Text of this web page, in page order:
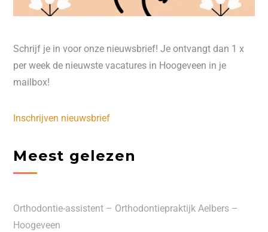
Schrijf je in voor onze nieuwsbrief! Je ontvangt dan 1 x
per week de nieuwste vacatures in Hoogeveen in je
mailbox!
Inschrijven nieuwsbrief
Meest gelezen
Orthodontie-assistent – Orthodontiepraktijk Aelbers –
Hoogeveen